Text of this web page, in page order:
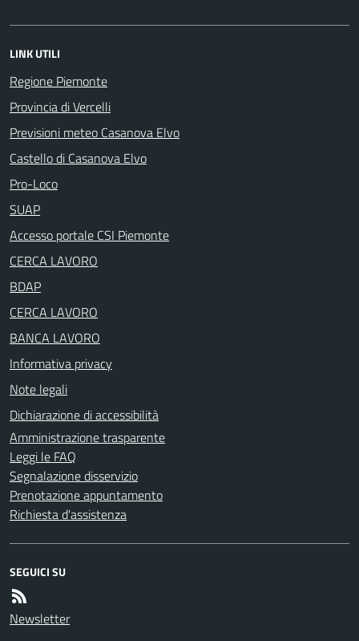
LINK UTILI
Regione Piemonte
Provincia di Vercelli
Previsioni meteo Casanova Elvo
Castello di Casanova Elvo
Pro-Loco
SUAP
Accesso portale CSI Piemonte
CERCA LAVORO
BDAP
CERCA LAVORO
BANCA LAVORO
Informativa privacy
Note legali
Dichiarazione di accessibilità
Amministrazione trasparente
Leggi le FAQ
Segnalazione disservizio
Prenotazione appuntamento
Richiesta d'assistenza
SEGUICI SU
Newsletter